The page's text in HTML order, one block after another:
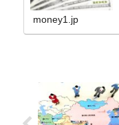
money1.jp